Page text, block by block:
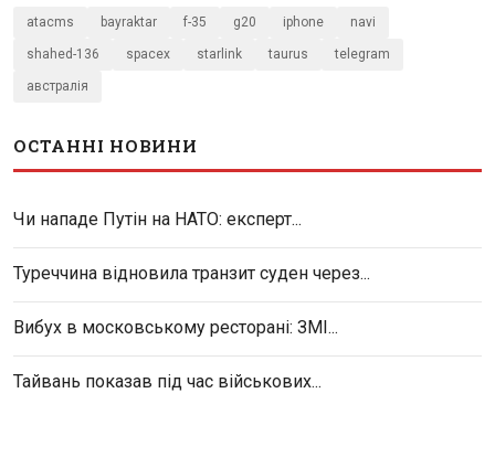
atacms bayraktar f-35 g20 iphone navi
shahed-136 spacex starlink taurus telegram
австралія
ОСТАННІ НОВИНИ
Чи нападе Путін на НАТО: експерт...
Туреччина відновила транзит суден через...
Вибух в московському ресторані: ЗМІ...
Тайвань показав під час військових...